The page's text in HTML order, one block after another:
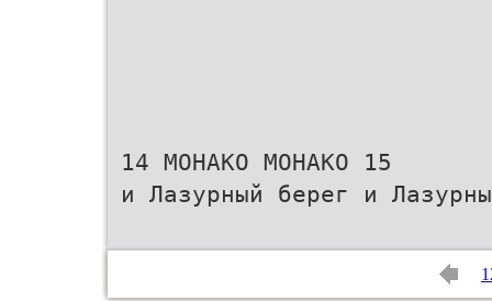
14 МОНАКО МОНАКО 15
и Лазурный берег и